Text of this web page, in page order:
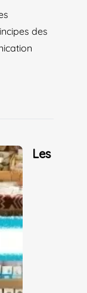
des
Les